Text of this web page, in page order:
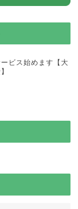
ビス始めます【大